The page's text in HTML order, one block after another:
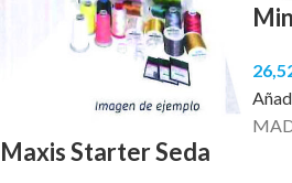
Maxis Starter Seda